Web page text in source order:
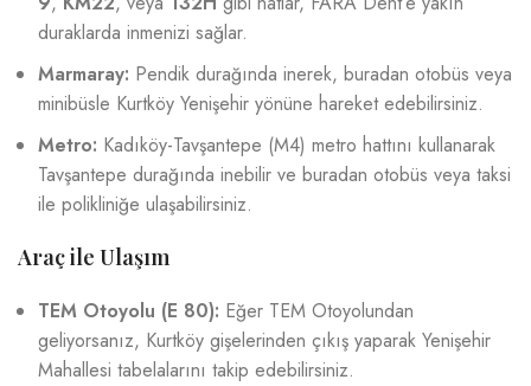
duraklarda inmenizi sağlar.
Marmaray: Pendik durağında inerek, buradan otobüs veya
minibüsle Kurtköy Yenişehir yönüne hareket edebilirsiniz.
Metro: Kadıköy-Tavşantepe (M4) metro hattını kullanarak
Tavşantepe durağında inebilir ve buradan otobüs veya taksi
ile polikliniğe ulaşabilirsiniz.
Araç ile Ulaşım
TEM Otoyolu (E 80): Eğer TEM Otoyolundan
geliyorsanız, Kurtköy gişelerinden çıkış yaparak Yenişehir
Mahallesi tabelalarını takip edebilirsiniz.